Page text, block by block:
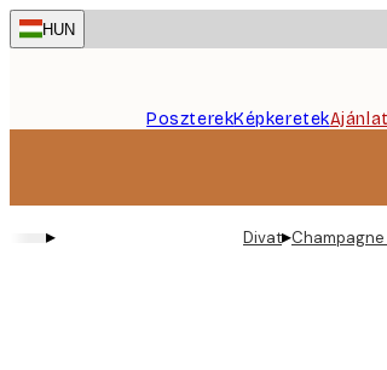
Skip
to
HUN
PoszterekKépkeretek
▸ Divat▸